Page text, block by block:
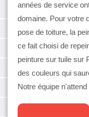
années de service
domaine. Pour votre
pose de toiture, la
ce fait choisi de
peinture sur tuile sur
des couleurs qui
Notre équipe